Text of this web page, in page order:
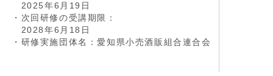
2025年6月19日
・次回研修の受講期限：
2028年6月18日
・研修実施団体名：愛知県小売酒販組合連合会